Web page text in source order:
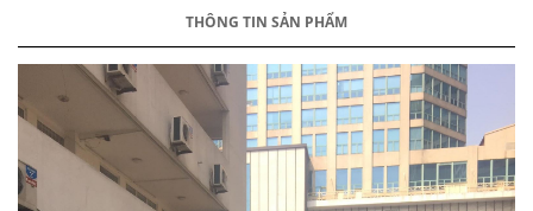
THÔNG TIN SẢN PHẨM